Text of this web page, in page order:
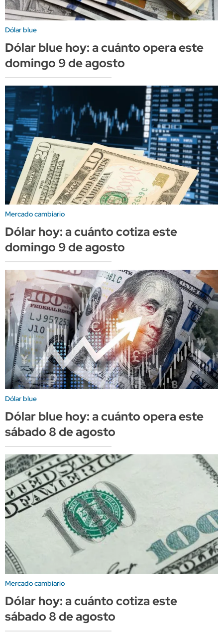
Dólar blue
Dólar blue hoy: a cuánto opera este
domingo 9 de agosto
Mercado cambiario
Dólar hoy: a cuánto cotiza este
domingo 9 de agosto
Dólar blue
Dólar blue hoy: a cuánto opera este
sábado 8 de agosto
Mercado cambiario
Dólar hoy: a cuánto cotiza este
sábado 8 de agosto